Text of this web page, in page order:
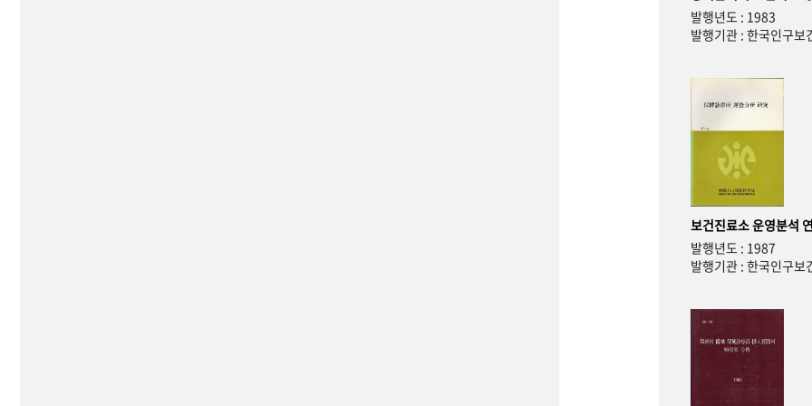
발행년도 : 1983
발행기관 : 한국인구보
보건진료소 운영분석
발행년도 : 1987
발행기관 : 한국인구보